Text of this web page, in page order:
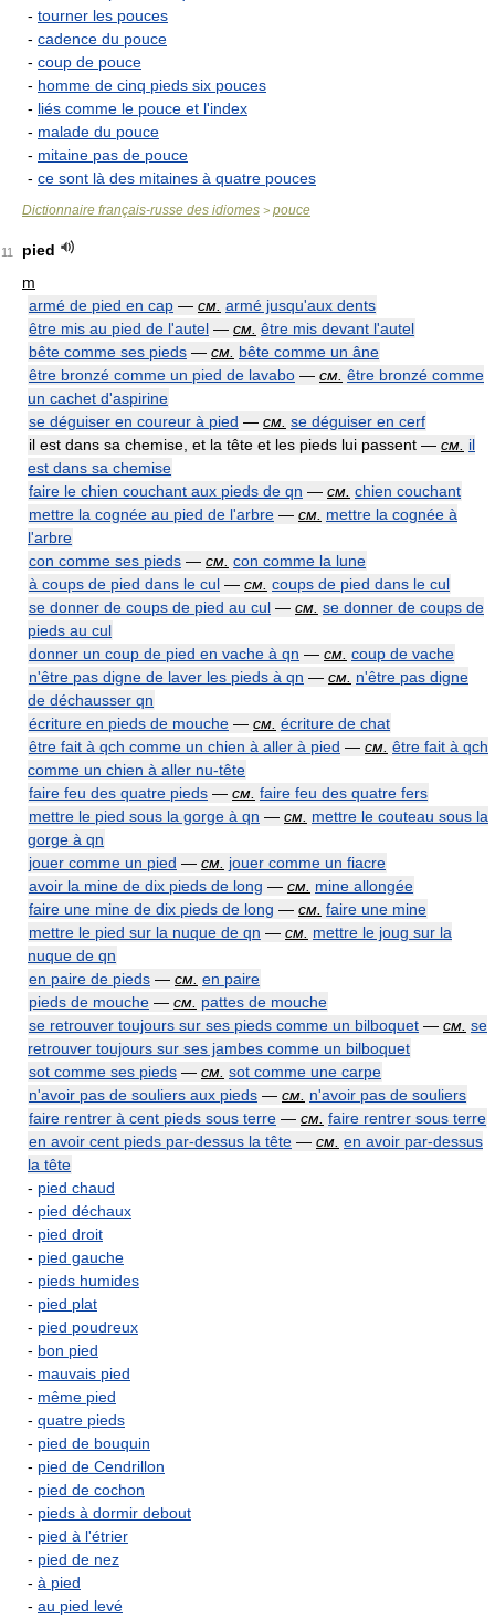
- tourner les pouces
- cadence du pouce
- coup de pouce
- homme de cinq pieds six pouces
- liés comme le pouce et l'index
- malade du pouce
- mitaine pas de pouce
- ce sont là des mitaines à quatre pouces
Dictionnaire français-russe des idiomes > pouce
11
pied
m
armé de pied en cap — см. armé jusqu'aux dents
être mis au pied de l'autel — см. être mis devant l'autel
bête comme ses pieds — см. bête comme un âne
être bronzé comme un pied de lavabo — см. être bronzé comme
un cachet d'aspirine
se déguiser en coureur à pied — см. se déguiser en cerf
il est dans sa chemise, et la tête et les pieds lui passent — см. il
est dans sa chemise
faire le chien couchant aux pieds de qn — см. chien couchant
mettre la cognée au pied de l'arbre — см. mettre la cognée à
l'arbre
con comme ses pieds — см. con comme la lune
à coups de pied dans le cul — см. coups de pied dans le cul
se donner de coups de pied au cul — см. se donner de coups de
pieds au cul
donner un coup de pied en vache à qn — см. coup de vache
n'être pas digne de laver les pieds à qn — см. n'être pas digne
de déchausser qn
écriture en pieds de mouche — см. écriture de chat
être fait à qch comme un chien à aller à pied — см. être fait à qch
comme un chien à aller nu-tête
faire feu des quatre pieds — см. faire feu des quatre fers
mettre le pied sous la gorge à qn — см. mettre le couteau sous la
gorge à qn
jouer comme un pied — см. jouer comme un fiacre
avoir la mine de dix pieds de long — см. mine allongée
faire une mine de dix pieds de long — см. faire une mine
mettre le pied sur la nuque de qn — см. mettre le joug sur la
nuque de qn
en paire de pieds — см. en paire
pieds de mouche — см. pattes de mouche
se retrouver toujours sur ses pieds comme un bilboquet — см. se
retrouver toujours sur ses jambes comme un bilboquet
sot comme ses pieds — см. sot comme une carpe
n'avoir pas de souliers aux pieds — см. n'avoir pas de souliers
faire rentrer à cent pieds sous terre — см. faire rentrer sous terre
en avoir cent pieds par-dessus la tête — см. en avoir par-dessus
la tête
- pied chaud
- pied déchaux
- pied droit
- pied gauche
- pieds humides
- pied plat
- pied poudreux
- bon pied
- mauvais pied
- même pied
- quatre pieds
- pied de bouquin
- pied de Cendrillon
- pied de cochon
- pieds à dormir debout
- pied à l'étrier
- pied de nez
- à pied
- au pied levé